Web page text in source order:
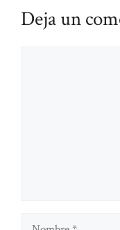
Deja un
Nombre